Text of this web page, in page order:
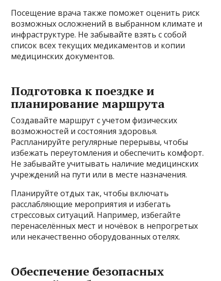
Посещение врача также поможет оценить риск
возможных осложнений в выбранном климате и
инфраструктуре. Не забывайте взять с собой
список всех текущих медикаментов и копии
медицинских документов.
Подготовка к поездке и
планирование маршрута
Создавайте маршрут с учетом физических
возможностей и состояния здоровья.
Распланируйте регулярные перерывы, чтобы
избежать переутомления и обеспечить комфорт.
Не забывайте учитывать наличие медицинских
учреждений на пути или в месте назначения.
Планируйте отдых так, чтобы включать
расслабляющие мероприятия и избегать
стрессовых ситуаций. Например, избегайте
перенаселённых мест и ночёвок в непрогретых
или некачественно оборудованных отелях.
Обеспечение безопасных